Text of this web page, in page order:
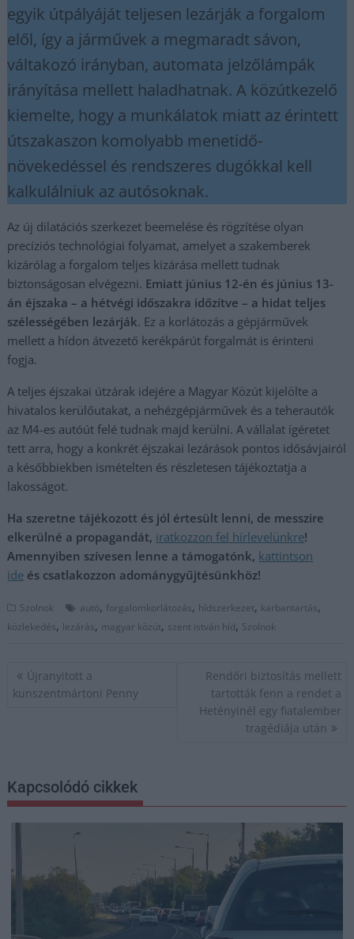
egyik útpályáját teljesen lezárják a forgalom
elől, így a járművek a megmaradt sávon,
váltakozó irányban, automata jelzőlámpák
irányítása mellett haladhatnak. A közútkezelő
kiemelte, hogy a munkálatok miatt az érintett
útszakaszon komolyabb menetidő-
növekedéssel és rendszeres dugókkal kell
kalkulálniuk az autósoknak.
Az új dilatációs szerkezet beemelése és rögzítése olyan
precíziós technológiai folyamat, amelyet a szakemberek
kizárólag a forgalom teljes kizárása mellett tudnak
biztonságosan elvégezni. Emiatt június 12-én és június 13-
án éjszaka – a hétvégi időszakra időzítve – a hidat teljes
szélességében lezárják. Ez a korlátozás a gépjárművek
mellett a hídon átvezető kerékpárút forgalmát is érinteni
fogja.
A teljes éjszakai útzárak idejére a Magyar Közút kijelölte a
hivatalos kerülőutakat, a nehézgépjárművek és a teherautók
az M4-es autóút felé tudnak majd kerülni. A vállalat ígéretet
tett arra, hogy a konkrét éjszakai lezárások pontos idősávjairól
a későbbiekben ismételten és részletesen tájékoztatja a
lakosságot.
Ha szeretne tájékozott és jól értesült lenni, de messzire
elkerülné a propagandát, iratkozzon fel hírlevelünkre!
Amennyiben szívesen lenne a támogatónk, kattintson
ide és csatlakozzon adománygyűjtésünkhöz!
Szolnok autó, forgalomkorlátozás, hídszerkezet, karbantartás,
közlekedés, lezárás, magyar közút, szent istván híd, Szolnok
Bejegyzés
navigáció
Újranyitott a
kunszentmártoni Penny
Rendőri biztosítás mellett
tartották fenn a rendet a
Hetényinél egy fiatalember
tragédiája után
Kapcsolódó cikkek